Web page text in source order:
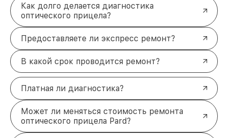
Как долго делается диагностика
оптического прицела?
Предоставляете ли экспресс ремонт?
В какой срок проводится ремонт?
Платная ли диагностика?
Может ли меняться стоимость ремонта
оптического прицела Pard?